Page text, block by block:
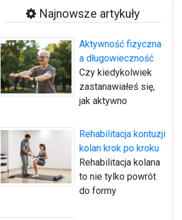
Najnowsze artykuły
Aktywność fizyczna
a długowieczność
Czy kiedykolwiek
zastanawiałeś się,
jak aktywno
Rehabilitacja kontuzji
kolan krok po kroku
Rehabilitacja kolana
to nie tylko powrót
do formy